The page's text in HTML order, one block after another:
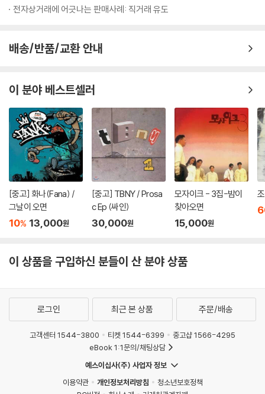
전자상거래에 어긋나는 판매사례: 직거래 유도
배송/반품/교환 안내
이 분야 베스트셀러
[중고] 화나(Fana) /
그날이 오면
10% 13,000원
[중고] TBNY / Prosa
c Ep (싸인)
30,000원
모자이크 - 3집-밤이
찾아오면
15,000원
이 상품을 구입하신 분들이 산 분야 상품
로그인 최근 본 상품 주문/배송
고객센터 1544-3800 티켓 1544-6399
중고샵 1566-4295
eBook 1:1문의/채팅상담
예스이십사(주) 사업자 정보
이용약관
개인정보처리방침
청소년보호정책